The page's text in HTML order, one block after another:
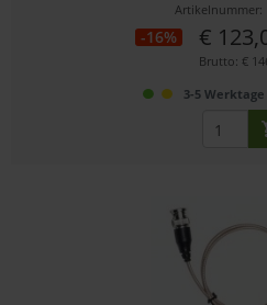
Artikelnummer:
-16% €
Brutto: €
3-5